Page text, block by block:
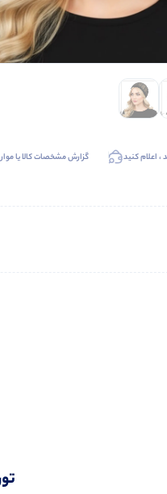
اعلام کنید گزارش مشخصات کالا یا